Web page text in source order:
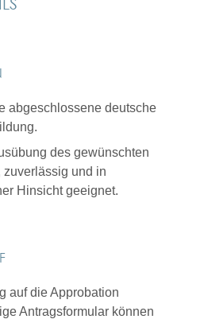
abgeschlossene deutsche
des gewünschten
zuverlässig und in
Hinsicht geeignet.
auf die Approbation
Antragsformular können